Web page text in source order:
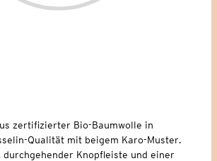
zertifizierter Bio-Baumwolle in
Qualität mit beigem Karo-Muster.
durchgehender Knopfleiste und einer